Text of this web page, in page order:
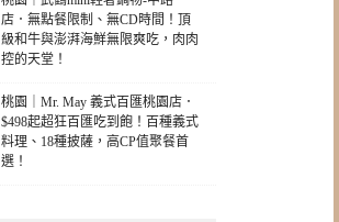
店．無點餐限制、無CD時間！頂
級和牛與澎湃海鮮無限爽吃，肉肉
控的天堂！
桃園｜Mr. May 義式百匯桃園店．
$498起超狂百匯吃到飽！百種義式
料理、18種披薩，高CP值聚餐首
選！